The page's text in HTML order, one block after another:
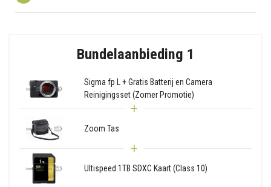
Bundelaanbieding 1
Sigma fp L + Gratis Batterij en Camera
Reinigingsset (Zomer Promotie)
Zoom Tas
Ultispeed 1TB SDXC Kaart (Class 10)